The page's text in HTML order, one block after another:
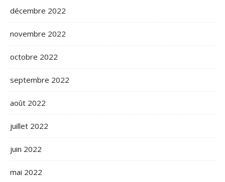
décembre 2022
novembre 2022
octobre 2022
septembre 2022
août 2022
juillet 2022
juin 2022
mai 2022